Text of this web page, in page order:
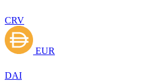
CRV
EUR
DAI